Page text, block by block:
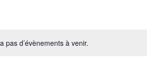
a pas d’évènements à venir.